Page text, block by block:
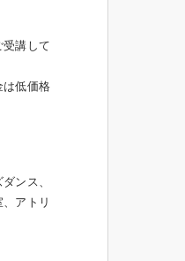
講して
は低価格
ンス、
アトリ